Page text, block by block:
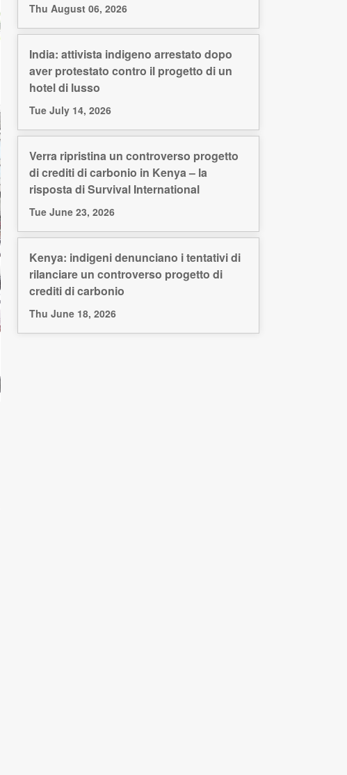
Thu August 06, 2026
India: attivista indigeno arrestato dopo
aver protestato contro il progetto di un
hotel di lusso
Tue July 14, 2026
Verra ripristina un controverso progetto
di crediti di carbonio in Kenya – la
risposta di Survival International
Tue June 23, 2026
Kenya: indigeni denunciano i tentativi di
rilanciare un controverso progetto di
crediti di carbonio
Thu June 18, 2026